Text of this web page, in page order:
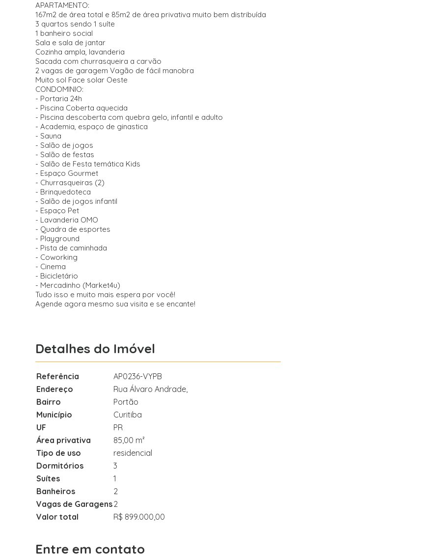
APARTAMENTO:
167m2 de área total e 85m2 de área privativa muito bem distribuída
3 quartos sendo 1 suíte
1 banheiro social
Sala e sala de jantar
Cozinha ampla, lavanderia
Sacada com churrasqueira a carvão
2 vagas de garagem Vagão de fácil manobra
Muito sol Face solar Oeste
CONDOMINIO:
- Portaria 24h
- Piscina Coberta aquecida
- Piscina descoberta com quebra gelo, infantil e adulto
- Academia, espaço de ginastica
- Sauna
- Salão de jogos
- Salão de festas
- Salão de Festa temática Kids
- Espaço Gourmet
- Churrasqueiras (2)
- Brinquedoteca
- Salão de jogos infantil
- Espaço Pet
- Lavanderia OMO
- Quadra de esportes
- Playground
- Pista de caminhada
- Coworking
- Cinema
- Bicicletário
- Mercadinho (Market4u)
Tudo isso e muito mais espera por você!
Agende agora mesmo sua visita e se encante!
Detalhes do Imóvel
Referência
AP0236-VYPB
Endereço
Rua Álvaro Andrade,
Bairro
Portão
Município
Curitiba
UF
PR
Área privativa
85,00 m²
Tipo de uso
residencial
Dormitórios
3
Suítes
1
Banheiros
2
Vagas de Garagens2
Valor total
R$ 899.000,00
Entre em contato